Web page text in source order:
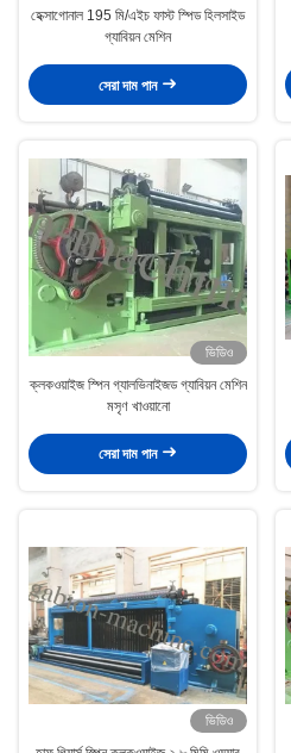
হেক্সাগোনাল 195 মি/এইচ ফাস্ট স্পিড হিলসাইড
গ্যাবিয়ন মেশিন
সেরা দাম পান
ভিডিও
ক্লকওয়াইজ স্পিন গ্যালভিনাইজড গ্যাবিয়ন মেশিন
মসৃণ খাওয়ানো
সেরা দাম পান
ভিডিও